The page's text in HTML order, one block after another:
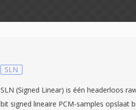
SLN
SLN (Signed Linear) is één headerloos
bit signed lineaire PCM-samples opslaat